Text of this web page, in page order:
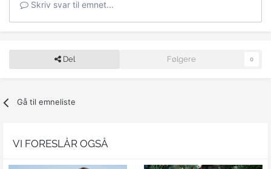
Skriv svar til emnet...
Del Følgere 0
Gå til emneliste
VI FORESLÅR OGSÅ